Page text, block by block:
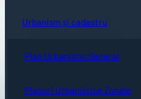
Urbanism și cadastru
Plan Urbanistic General
Planuri Urbanistice Zonale